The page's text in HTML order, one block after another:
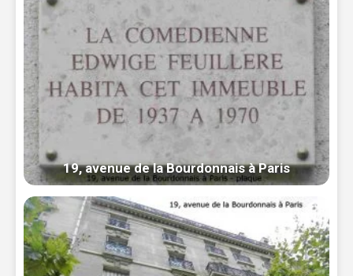
19, avenue de la Bourdonnais à Paris